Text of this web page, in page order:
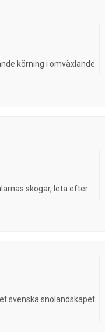
körning i omväxlande
skogar, leta efter
svenska snölandskapet